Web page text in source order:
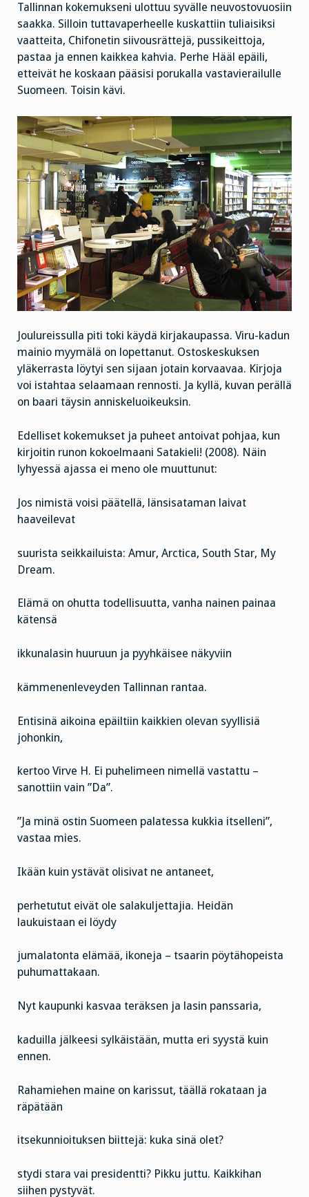
Tallinnan kokemukseni ulottuu syvälle neuvostovuosiin
saakka. Silloin tuttavaperheelle kuskattiin tuliaisiksi
vaatteita, Chifonetin siivousrättejä, pussikeittoja,
pastaa ja ennen kaikkea kahvia. Perhe Hääl epäili,
etteivät he koskaan pääsisi porukalla vastavierailulle
Suomeen. Toisin kävi.
Joulureissulla piti toki käydä kirjakaupassa. Viru-kadun
mainio myymälä on lopettanut. Ostoskeskuksen
yläkerrasta löytyi sen sijaan jotain korvaavaa. Kirjoja
voi istahtaa selaamaan rennosti. Ja kyllä, kuvan perällä
on baari täysin anniskeluoikeuksin.
Edelliset kokemukset ja puheet antoivat pohjaa, kun
kirjoitin runon kokoelmaani Satakieli! (2008). Näin
lyhyessä ajassa ei meno ole muuttunut:
Jos nimistä voisi päätellä, länsisataman laivat
haaveilevat
suurista seikkailuista: Amur, Arctica, South Star, My
Dream.
Elämä on ohutta todellisuutta, vanha nainen painaa
kätensä
ikkunalasin huuruun ja pyyhkäisee näkyviin
kämmenenleveyden Tallinnan rantaa.
Entisinä aikoina epäiltiin kaikkien olevan syyllisiä
johonkin,
kertoo Virve H. Ei puhelimeen nimellä vastattu –
sanottiin vain ”Da”.
”Ja minä ostin Suomeen palatessa kukkia itselleni”,
vastaa mies.
Ikään kuin ystävät olisivat ne antaneet,
perhetutut eivät ole salakuljettajia. Heidän
laukuistaan ei löydy
jumalatonta elämää, ikoneja – tsaarin pöytähopeista
puhumattakaan.
Nyt kaupunki kasvaa teräksen ja lasin panssaria,
kaduilla jälkeesi sylkäistään, mutta eri syystä kuin
ennen.
Rahamiehen maine on karissut, täällä rokataan ja
räpätään
itsekunnioituksen biittejä: kuka sinä olet?
stydi stara vai presidentti? Pikku juttu. Kaikkihan
siihen pystyvät.